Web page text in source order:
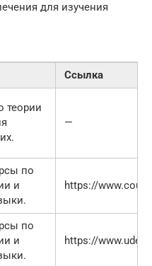
для изучения
Ссылка
теории
—
по
и
https://
по
и
https://